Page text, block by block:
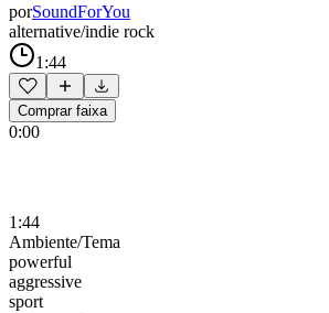
porSoundForYou
alternative/indie rock
1:44
Comprar faixa
0:00
1:44
Ambiente/Tema
powerful
aggressive
sport